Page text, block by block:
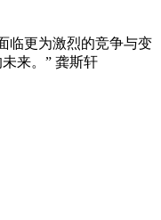
临更为激烈的竞争与变
来。” 龚斯轩